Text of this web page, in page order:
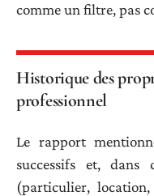
comme un filtre, pas
Historique des
professionnel
Le rapport
successifs et, dans
(particulier,